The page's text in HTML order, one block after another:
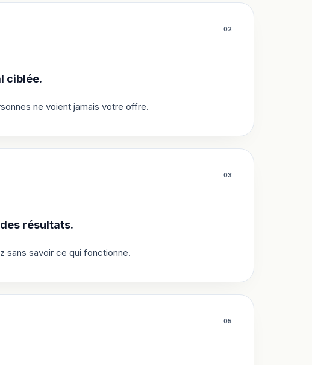
02
ciblée.
ne voient jamais votre offre.
03
résultats.
sans savoir ce qui fonctionne.
05